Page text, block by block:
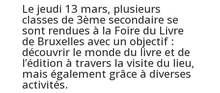
Le jeudi 13 mars, plusieurs
classes de 3ème secondaire se
sont rendues à la Foire du Livre
de Bruxelles avec un objectif :
découvrir le monde du livre et de
l’édition à travers la visite du lieu,
mais également grâce à diverses
activités.